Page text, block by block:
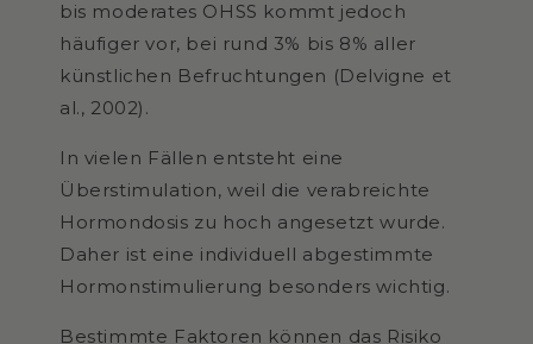
bis moderates OHSS kommt jedoch
häufiger vor, bei rund 3% bis 8% aller
künstlichen Befruchtungen (Delvigne et
al., 2002).
In vielen Fällen entsteht eine
Überstimulation, weil die verabreichte
Hormondosis zu hoch angesetzt wurde.
Daher ist eine individuell abgestimmte
Hormonstimulierung besonders wichtig.
Bestimmte Faktoren können das Risiko